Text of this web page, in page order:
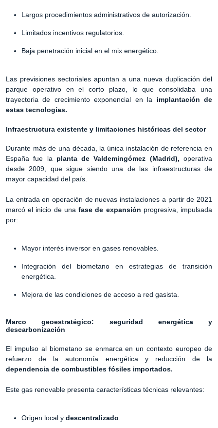
Largos procedimientos administrativos de autorización.
Limitados incentivos regulatorios.
Baja penetración inicial en el mix energético.
Las previsiones sectoriales apuntan a una nueva duplicación del
parque operativo en el corto plazo, lo que consolidaba una
trayectoria de crecimiento exponencial en la implantación de
estas tecnologías.
Infraestructura existente y limitaciones históricas del sector
Durante más de una década, la única instalación de referencia en
España fue la planta de Valdemingómez (Madrid), operativa
desde 2009, que sigue siendo una de las infraestructuras de
mayor capacidad del país.
La entrada en operación de nuevas instalaciones a partir de 2021
marcó el inicio de unafase de expansión progresiva, impulsada
por:
Mayor interés inversor en gases renovables.
Integración del biometano en estrategias de transición
energética.
Mejora de las condiciones de acceso a red gasista.
Marco geoestratégico: seguridad energética y
descarbonización
El impulso al biometano se enmarca en un contexto europeo de
refuerzo de la autonomía energética y reducción de la
dependencia de combustibles fósiles importados.
Este gas renovable presenta características técnicas relevantes:
Origen local y descentralizado